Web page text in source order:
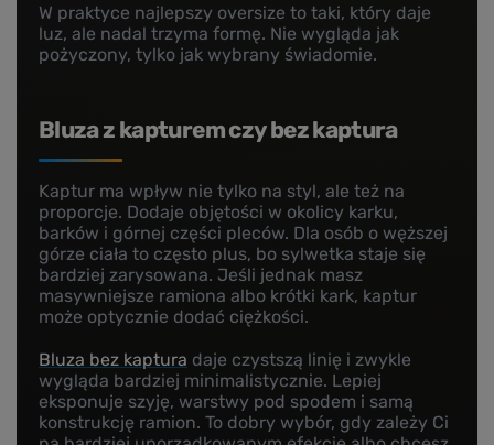
W praktyce najlepszy oversize to taki, który daje
luz, ale nadal trzyma formę. Nie wygląda jak
pożyczony, tylko jak wybrany świadomie.
Bluza z kapturem czy bez kaptura
Kaptur ma wpływ nie tylko na styl, ale też na
proporcje. Dodaje objętości w okolicy karku,
barków i górnej części pleców. Dla osób o węższej
górze ciała to często plus, bo sylwetka staje się
bardziej zarysowana. Jeśli jednak masz
masywniejsze ramiona albo krótki kark, kaptur
może optycznie dodać ciężkości.
Bluza bez kaptura daje czystszą linię i zwykle
wygląda bardziej minimalistycznie. Lepiej
eksponuje szyję, warstwy pod spodem i samą
konstrukcję ramion. To dobry wybór, gdy zależy Ci